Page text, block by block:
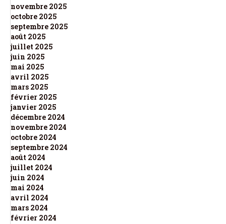
novembre 2025
octobre 2025
septembre 2025
août 2025
juillet 2025
juin 2025
mai 2025
avril 2025
mars 2025
février 2025
janvier 2025
décembre 2024
novembre 2024
octobre 2024
septembre 2024
août 2024
juillet 2024
juin 2024
mai 2024
avril 2024
mars 2024
février 2024